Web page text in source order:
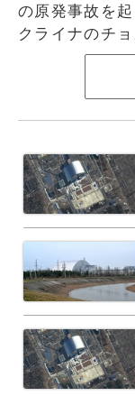
の原発事故を
クライナのチ